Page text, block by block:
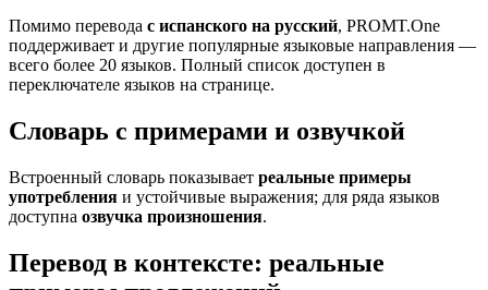
Помимо перевода с испанского на русский, PROMT.One
поддерживает и другие популярные языковые направления —
всего более 20 языков. Полный список доступен в
переключателе языков на странице.
Словарь с примерами и озвучкой
Встроенный словарь показывает реальные примеры
употребления и устойчивые выражения; для ряда языков
доступна озвучка произношения.
Перевод в контексте: реальные